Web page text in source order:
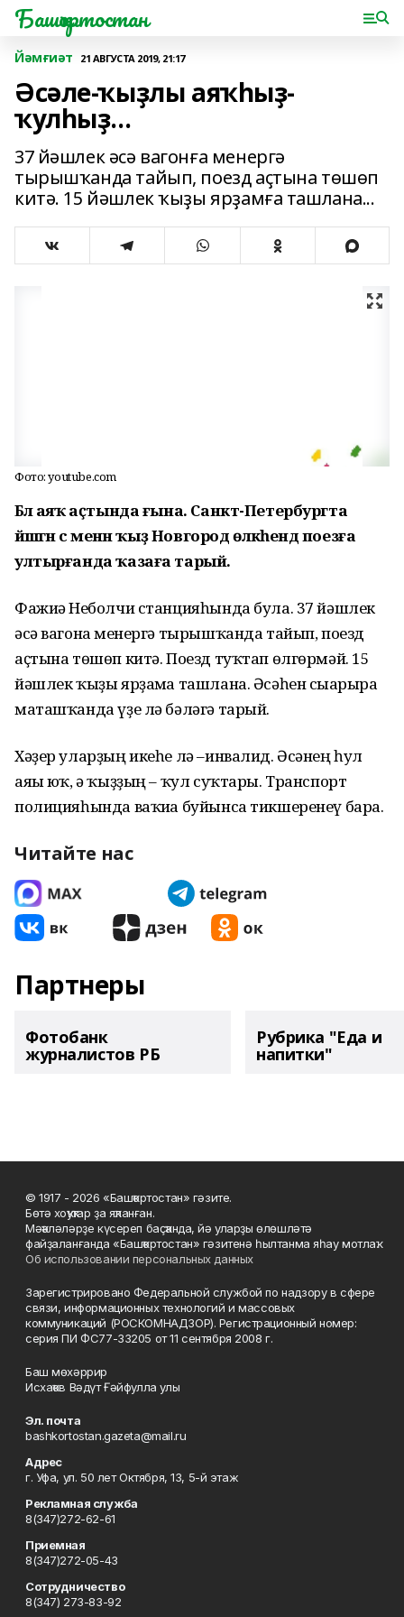
Башҡортостан
Йәмғиәт 21 АВГУСТА 2019, 21:17
Әсәле-ҡыҙлы аяҡһыҙ-
ҡулһыҙ...
37 йәшлек әсә вагонға менергә
тырышҡанда тайып, поезд аҫтына төшөп
китә. 15 йәшлек ҡыҙы ярҙамға ташлана...
Фото: youtube.com
Бәлә аяҡ аҫтында ғына. Санкт-Петербургта
йәшәгән әсә менән ҡыҙ Новгород өлкәһендә поезға
ултырғанда ҡазаға тарый.
Фажиғә Неболчи станцияһында була. 37 йәшлек
әсә вагонға менергә тырышҡанда тайып, поезд
аҫтына төшөп китә. Поезд туҡтап өлгөрмәй. 15
йәшлек ҡыҙы ярҙамға ташлана. Әсәһен сығарырға
маташҡанда үҙе лә бәләгә тарый.
Хәҙер уларҙың икеһе лә –инвалид. Әсәнең һул
аяғы юҡ, ә ҡыҙҙың – ҡул суҡтары. Транспорт
полицияһында ваҡиға буйынса тикшеренеү бара.
Читайте нас
Партнеры
Фотобанк
журналистов РБ
Рубрика "Еда и
напитки"
© 1917 - 2026 «Башҡортостан» гәзите.
Бөтә хоҡуҡтар ҙа яҡланған.
Мәҡәләләрҙе күсереп баҫҡанда, йә уларҙы өлөшләтә
файҙаланғанда «Башҡортостан» гәзитенә һылтанма яһау мотлаҡ.
Об использовании персональных данных
Зарегистрировано Федеральной службой по надзору в сфере
связи, информационных технологий и массовых
коммуникаций (РОСКОМНАДЗОР). Регистрационный номер:
серия ПИ ФС77-33205 от 11 сентября 2008 г.
Баш мөхәррир
Исхаҡов Вәдүт Ғәйфулла улы
Эл. почта
bashkortostan.gazeta@mail.ru
Адрес
г. Уфа, ул. 50 лет Октября, 13, 5-й этаж
Рекламная служба
8(347)272-62-61
Приемная
8(347)272-05-43
Сотрудничество
8(347) 273-83-92